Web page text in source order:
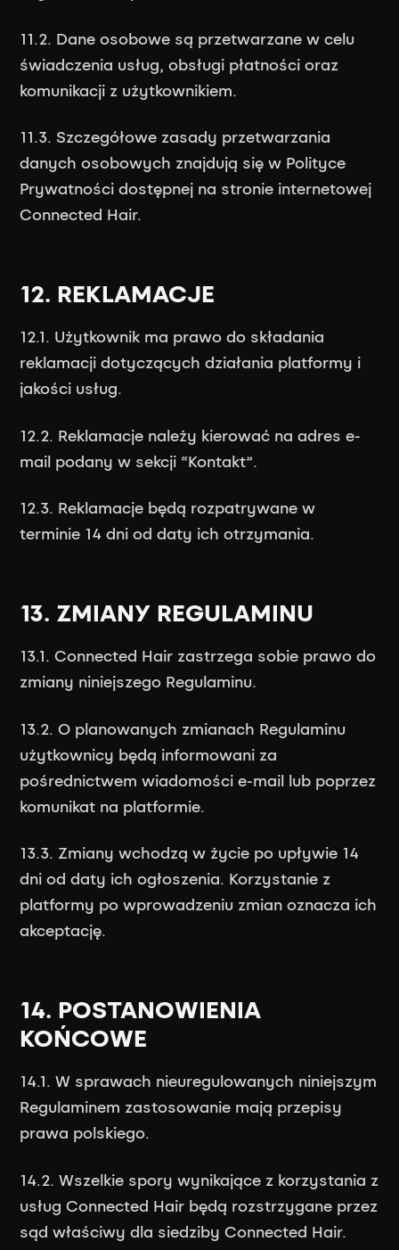
11.2. Dane osobowe są przetwarzane w celu
świadczenia usług, obsługi płatności oraz
komunikacji z użytkownikiem.
11.3. Szczegółowe zasady przetwarzania
danych osobowych znajdują się w Polityce
Prywatności dostępnej na stronie internetowej
Connected Hair.
12. REKLAMACJE
12.1. Użytkownik ma prawo do składania
reklamacji dotyczących działania platformy i
jakości usług.
12.2. Reklamacje należy kierować na adres e-
mail podany w sekcji “Kontakt”.
12.3. Reklamacje będą rozpatrywane w
terminie 14 dni od daty ich otrzymania.
13. ZMIANY REGULAMINU
13.1. Connected Hair zastrzega sobie prawo do
zmiany niniejszego Regulaminu.
13.2. O planowanych zmianach Regulaminu
użytkownicy będą informowani za
pośrednictwem wiadomości e-mail lub poprzez
komunikat na platformie.
13.3. Zmiany wchodzą w życie po upływie 14
dni od daty ich ogłoszenia. Korzystanie z
platformy po wprowadzeniu zmian oznacza ich
akceptację.
14. POSTANOWIENIA
KOŃCOWE
14.1. W sprawach nieuregulowanych niniejszym
Regulaminem zastosowanie mają przepisy
prawa polskiego.
14.2. Wszelkie spory wynikające z korzystania z
usług Connected Hair będą rozstrzygane przez
sąd właściwy dla siedziby Connected Hair.